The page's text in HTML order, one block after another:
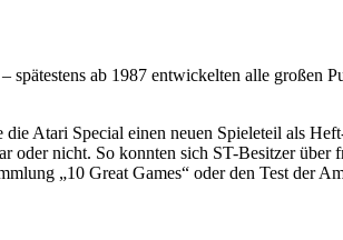
ab 1987 entwickelten alle großen
Atari Special einen neuen Spieleteil als
oder nicht. So konnten sich ST-Besitzer
„10 Great Games“ oder den Test der